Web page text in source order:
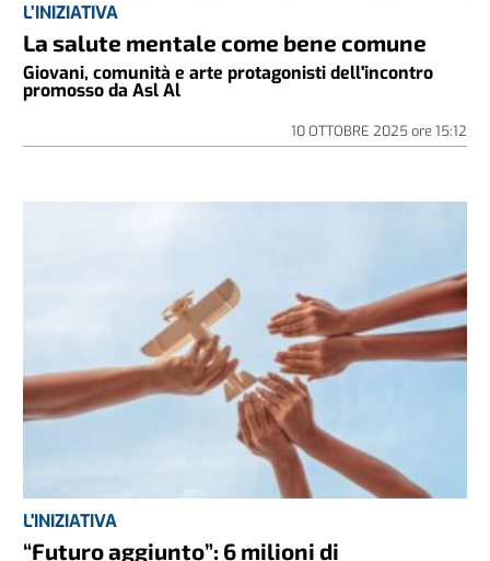
L’INIZIATIVA
La salute mentale come bene comune
Giovani, comunità e arte protagonisti dell'incontro
promosso da Asl Al
10 OTTOBRE 2025ore 15:12
L'INIZIATIVA
“Futuro aggiunto”: 6 milioni di